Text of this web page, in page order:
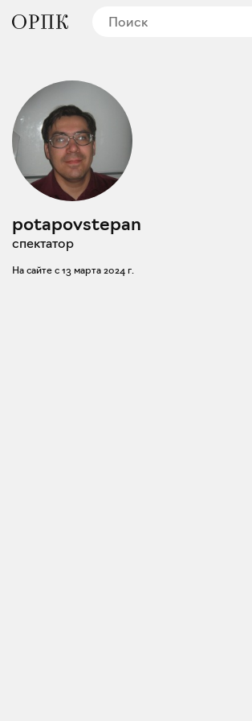
potapovstepan
спектатор
На сайте с 13 марта 2024 г.